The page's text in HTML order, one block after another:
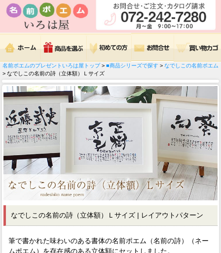
名前ポエムのプレゼントいろは屋トップ> ■商品シリーズで探す > なでしこの名前ポエム
> なでしこの名前の詩（立体額）Ｌサイズ
なでしこの名前の詩（立体額）Ｌサイズ | レイアウトパターン
筆で書かれた味わいのある書体の名前ポエム（名前の詩）（ネー
ムポエム）を存在感のある立体額にセットしました。